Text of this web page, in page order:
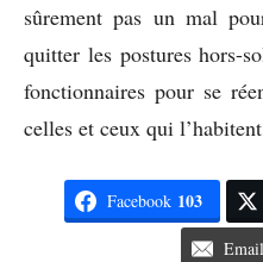
sûrement pas un mal
quitter les postures hors-
fonctionnaires pour se
celles et ceux qui
Facebook 103
Email